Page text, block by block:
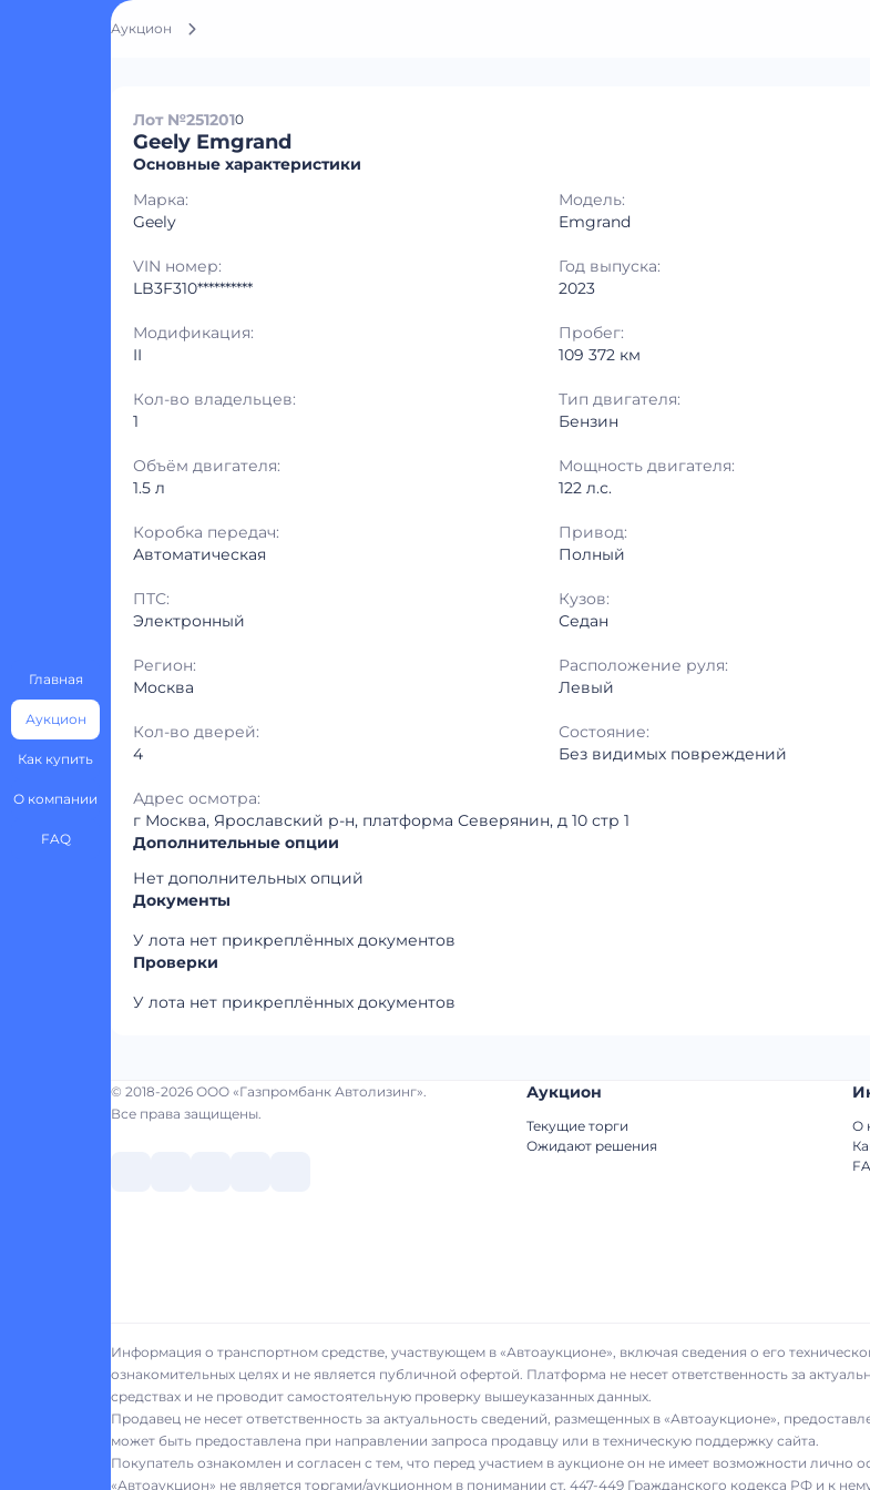
Главная
Аукцион
Как купить
О компании
FAQ
Аукцион
Лот №2512010
Geely Emgrand
Основные характеристики
Марка:
Geely
Модель:
Emgrand
VIN номер:
LB3F310**********
Год выпуска:
2023
Модификация:
II
Пробег:
109 372 км
Кол-во владельцев:
1
Тип двигателя:
Бензин
Объём двигателя:
1.5 л
Мощность двигателя:
122 л.с.
Коробка передач:
Автоматическая
Привод:
Полный
ПТС:
Электронный
Кузов:
Седан
Регион:
Москва
Расположение руля:
Левый
Кол-во дверей:
4
Состояние:
Без видимых повреждений
Адрес осмотра:
г Москва, Ярославский р-н, платформа Северянин, д 10 стр 1
Дополнительные опции
Нет дополнительных опций
Документы
У лота нет прикреплённых документов
Проверки
У лота нет прикреплённых документов
© 2018-2026 ООО «Газпромбанк Автолизинг».
Все права защищены.
Аукцион
Текущие торги
Ожидают решения
О
Информация о транспортном средстве, участвующем в «Автоаукционе», включая сведения о его
ознакомительных целях и не является публичной офертой. Платформа не несет ответственность за
средствах и не проводит самостоятельную проверку вышеуказанных данных.
Продавец не несет ответственность за актуальность сведений, размещенных в «Автоаукционе»,
может быть предоставлена при направлении запроса продавцу или в техническую поддержку сайта.
Покупатель ознакомлен и согласен с тем, что перед участием в аукционе он не имеет возможности лично
«Автоаукцион» не является торгами/аукционном в понимании ст. 447-449 Гражданского кодекса РФ и к